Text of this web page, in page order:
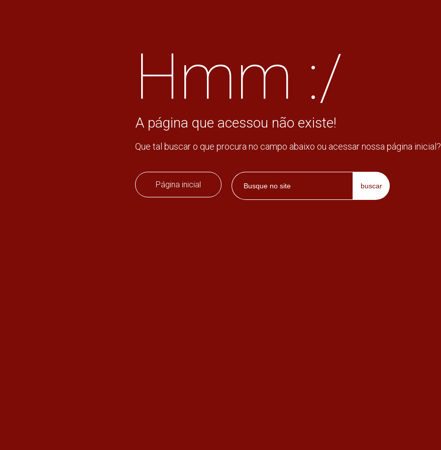
Hmm :/
A página que acessou não existe!
Que tal buscar o que procura no campo abaixo ou acessar nossa página inicial?
Página inicial